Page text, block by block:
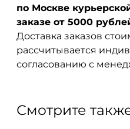
по Москве
заказе от 5000
Доставка заказов
рассчитывается
согласованию с
Смотрите